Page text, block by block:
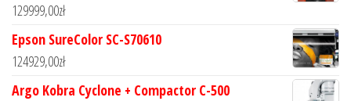
129999,00zł
Epson SureColor SC-S70610
124929,00zł
Argo Kobra Cyclone + Compactor C-500